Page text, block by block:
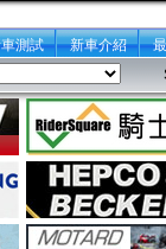
測試 新車介紹